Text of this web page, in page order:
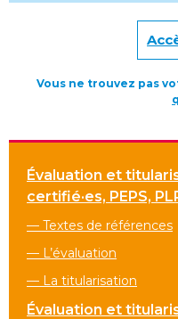
Vous ne trouvez pas
Évaluation et
certifié·es, PEPS,
— Textes de références
— L’évaluation
— La titularisation
Évaluation et